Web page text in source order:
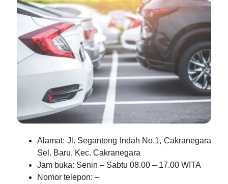
Alamat: Jl. Seganteng Indah No.1, Cakranegara
Sel. Baru, Kec. Cakranegara
Jam buka: Senin – Sabtu 08.00 – 17.00 WITA
Nomor telepon: –